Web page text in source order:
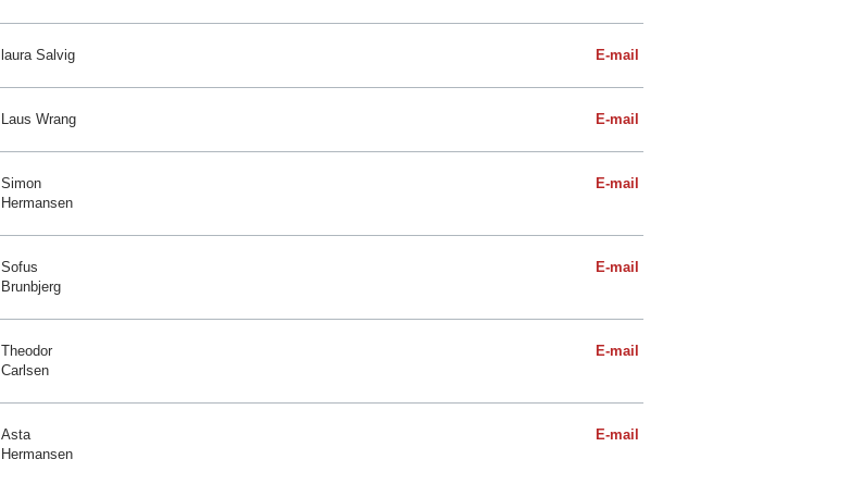
laura Salvig E-mail
Laus Wrang E-mail
Simon
Hermansen
E-mail
Sofus
Brunbjerg
E-mail
Theodor
Carlsen
E-mail
Asta
Hermansen
E-mail